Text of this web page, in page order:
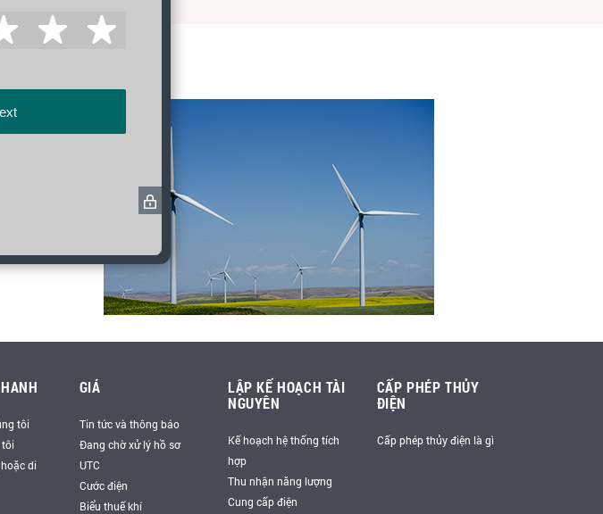
tôi
di
GIÁ
Tin tức và thông báo
Đang chờ xử lý hồ sơ
UTC
Cước điện
Biểu thuế khí
LẬP KẾ HOẠCH TÀI
NGUYÊN
Kế hoạch hệ thống tích
hợp
Thu nhận năng lượng
Cung cấp điện
CẤP PHÉP THỦY
ĐIỆN
Cấp phép thủy điện là gì